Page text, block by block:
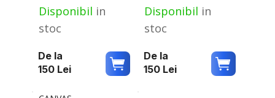
Disponibil in
stoc
De la
150 Lei
Disponibil in
stoc
De la
150 Lei